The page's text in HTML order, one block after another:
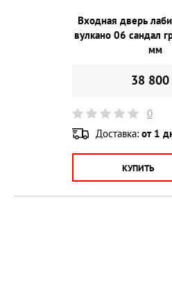
Входная дверь
вулкано 06 сандал
мм
38
0
Доставка: от 1
КУПИТЬ